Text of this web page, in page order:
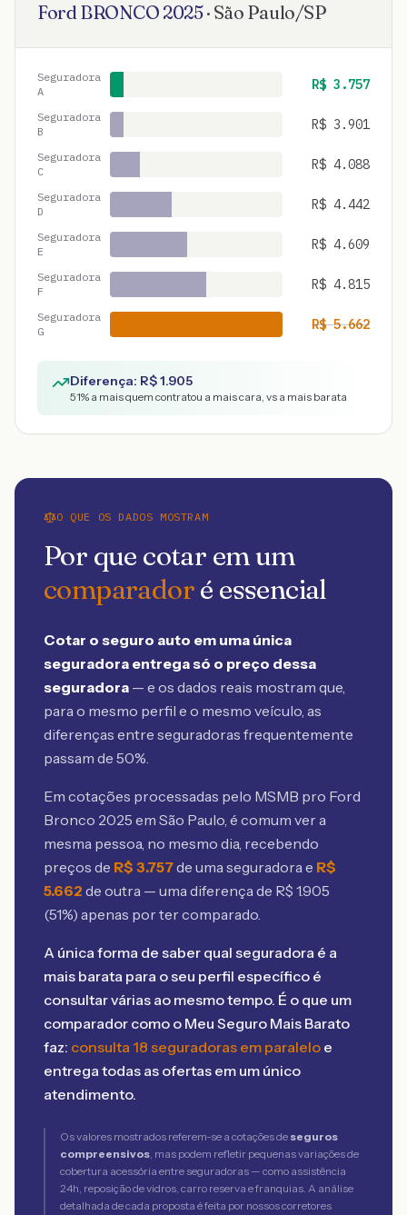
Ford BRONCO 2025· São Paulo/SP
Seguradora
A
R$ 3.757
Seguradora
B
R$ 3.901
Seguradora
C
R$ 4.088
Seguradora
D
R$ 4.442
Seguradora
E
R$ 4.609
Seguradora
F
R$ 4.815
Seguradora
G
R$5.662
Diferença: R$1.905
51% a mais quem contratou a mais cara, vs a mais barata
O QUE OS DADOS MOSTRAM
Por que cotar em um
comparadoré essencial
Cotar o seguro auto em uma única
seguradora entrega só o preço dessa
seguradora — e os dados reais mostram que,
para o mesmo perfil e o mesmo veículo, as
diferenças entre seguradoras frequentemente
passam de 50%.
Em cotações processadas pelo MSMB pro Ford
Bronco 2025 em São Paulo, é comum ver a
mesma pessoa, no mesmo dia, recebendo
preços de R$ 3.757de uma seguradora e R$
5.662 de outra — uma diferença de R$ 1.905
(51%) apenas por ter comparado.
A única forma de saber qual seguradora é a
mais barata para o seu perfil específico é
consultar várias ao mesmo tempo. É o que um
comparador como o Meu Seguro Mais Barato
faz: consulta 18 seguradoras em paralelo e
entrega todas as ofertas em um único
atendimento.
Os valores mostrados referem-se a cotações de seguros
compreensivos, mas podem refletir pequenas variações de
cobertura acessória entre seguradoras — como assistência
24h, reposição de vidros, carro reserva e franquias. A análise
detalhada de cada proposta é feita por nossos corretores